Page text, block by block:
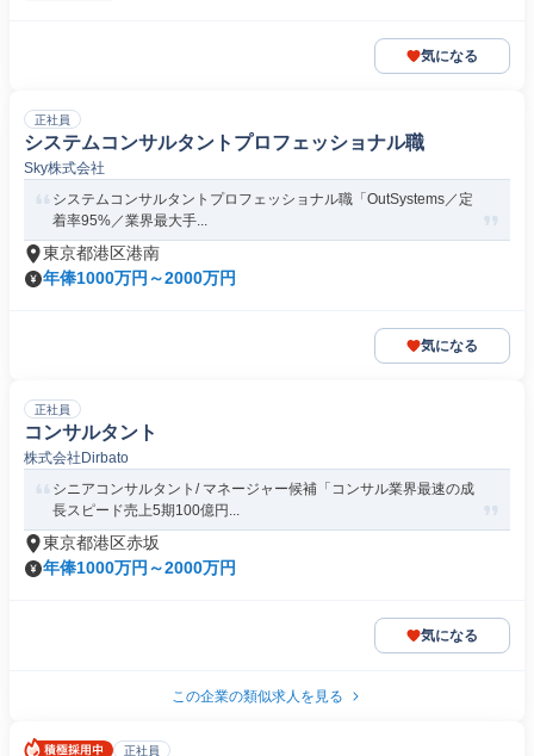
気になる
正社員
システムコンサルタントプロフェッショナル職
Sky株式会社
システムコンサルタントプロフェッショナル職「OutSystems／定
着率95%／業界最大手...
東京都港区港南
年俸1000万円～2000万円
気になる
正社員
コンサルタント
株式会社Dirbato
シニアコンサルタント/ マネージャー候補「コンサル業界最速の成
長スピード売上5期100億円...
東京都港区赤坂
年俸1000万円～2000万円
気になる
この企業の類似求人を見る
正社員